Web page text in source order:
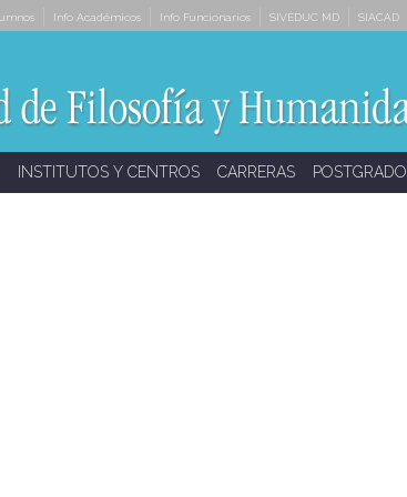
Info Académicos Info Funcionarios SIVEDUC MD SIACAD
INSTITUTOS Y CENTROS CARRERAS POSTGRADO